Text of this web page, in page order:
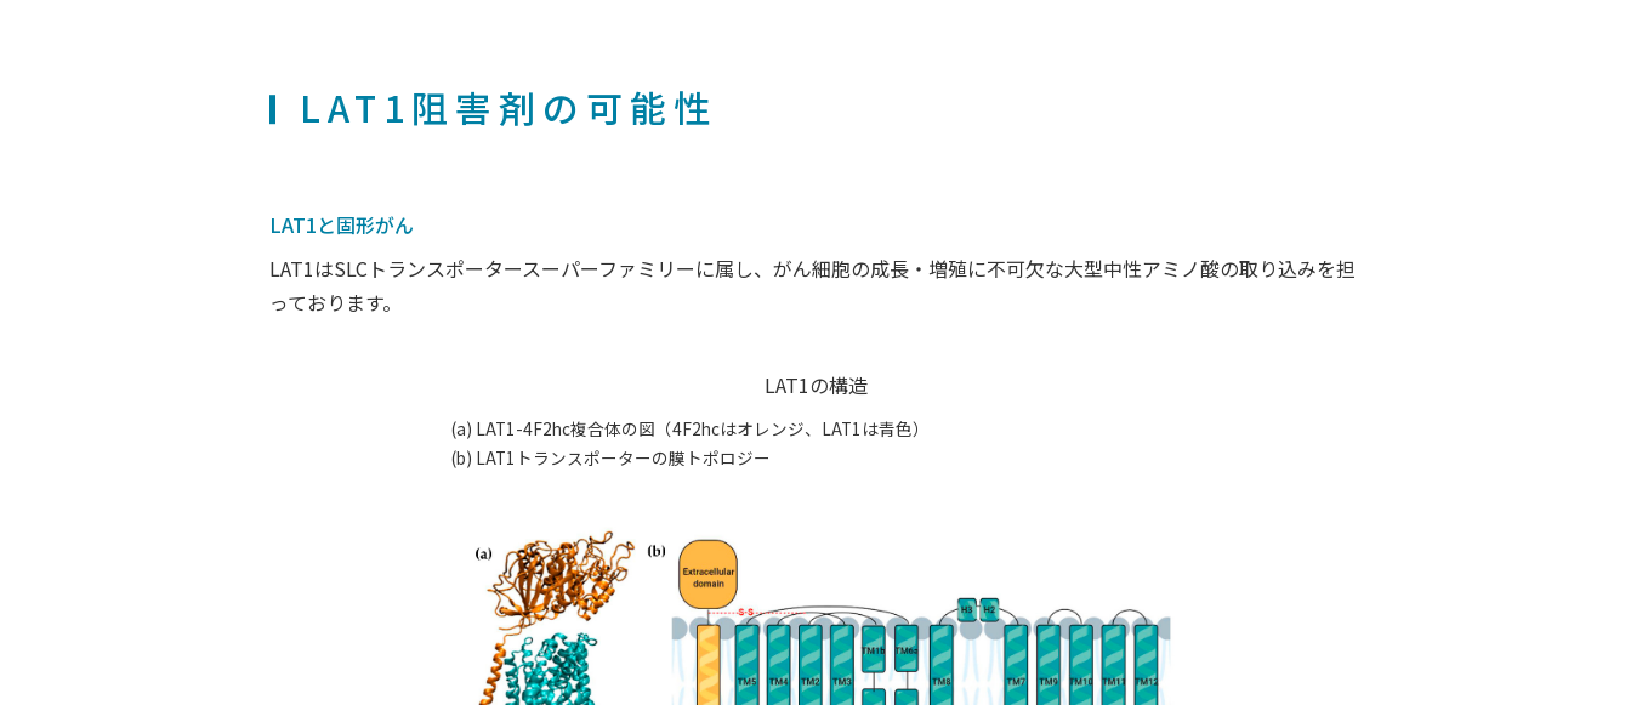
LAT1阻害剤の可能性
LAT1と固形がん
LAT1はSLCトランスポータースーパーファミリーに属し、がん細胞の成長・増殖に不可欠な大型中性アミノ酸の取り込みを担
っております。
LAT1の構造
(a) LAT1-4F2hc複合体の図（4F2hcはオレンジ、LAT1は青色）
(b) LAT1トランスポーターの膜トポロジー